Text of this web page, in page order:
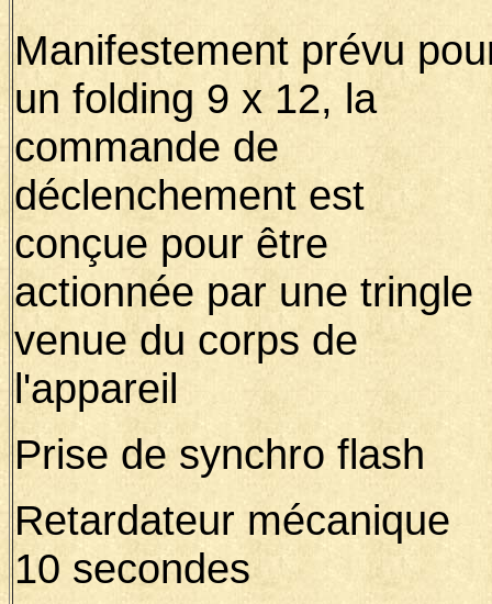
Manifestement prévu
un folding 9 x 12, la
commande de
déclenchement est
conçue pour être
actionnée par une tringle
venue du corps de
l'appareil
Prise de synchro flash
Retardateur mécanique
10 secondes